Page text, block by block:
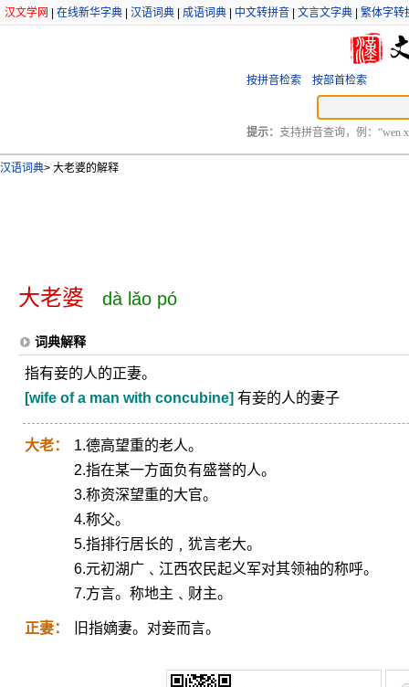
汉文学网 在线新华字典 汉语词典 成语词典 中文转拼音 文言文字典 繁体字转
按拼音检索 按部首检索
提示： 支持拼音查询，例：“wen
汉语词典> 大老婆的解释
大老婆 dà lǎo pó
词典解释
指有妾的人的正妻。
[wife of a man with concubine] 有妾的人的妻子
大老：
1.德高望重的老人。
2.指在某一方面负有盛誉的人。
3.称资深望重的大官。
4.称父。
5.指排行居长的﹐犹言老大。
6.元初湖广﹑江西农民起义军对其领袖的称呼。
7.方言。称地主﹑财主。
正妻： 旧指嫡妻。对妾而言。